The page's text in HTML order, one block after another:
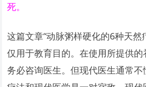
死。
这篇文章“动脉粥样硬化的6种天然
仅用于教育目的。在使用所提供
务必咨询医生。但现代医生通常